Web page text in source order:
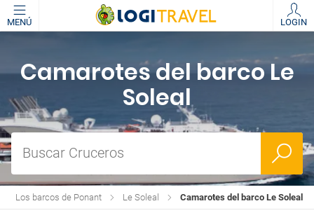
MENÚ LOGIN
Camarotes del barco Le
Soleal
Buscar Cruceros
Camarotes del barco Le Soleal
Le Soleal
Los barcos de Ponant